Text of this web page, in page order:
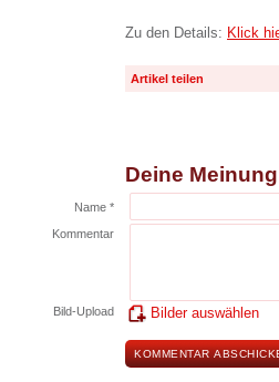
Zu den Details: Klick
Artikel teilen
Deine Meinung
Name *
Kommentar
Bild-Upload Bilder auswählen